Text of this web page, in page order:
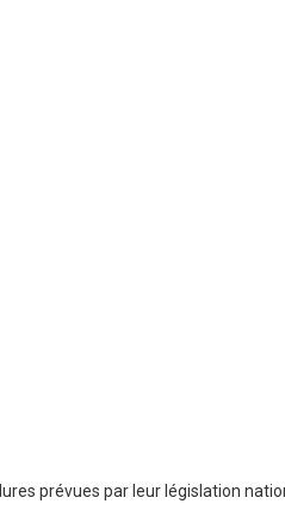
prévues par leur législation